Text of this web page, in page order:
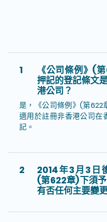
1
《公司條例》(
押記的登記條文
港公司？
是，《公司條例》(第622
適用於註冊非香港公司在
記。
2
2014年3月3日
(第622章)下須
有否任何主要變